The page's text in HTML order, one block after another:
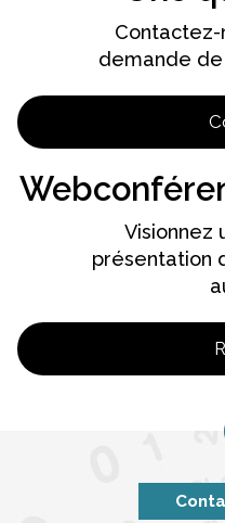
demande
Visionnez
présentation